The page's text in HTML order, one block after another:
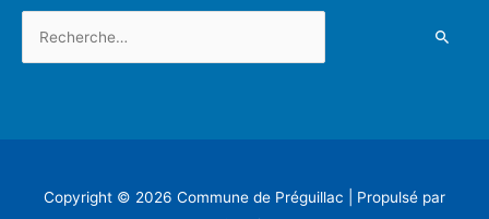
Copyright © 2026 Commune de Préguillac | Propulsé par